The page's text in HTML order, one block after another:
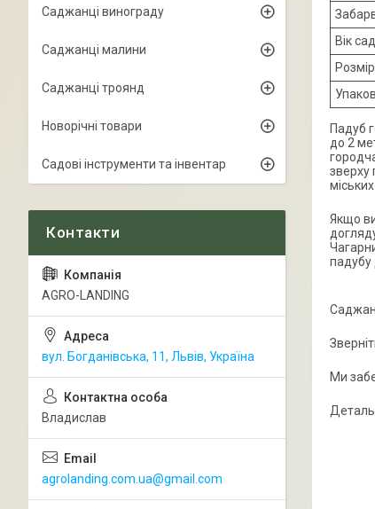
Вік
Падуб
до 2
зверху
Якщо
падубу
Ми
Саджанці винограду
Саджанці малини
Саджанці троянд
Новорічні товари
Садові інструменти та інвентар
AGRO-LANDING
вул. Богданівська, 11, Львів, Україна
Владислав
agrolanding.com.ua@gmail.com